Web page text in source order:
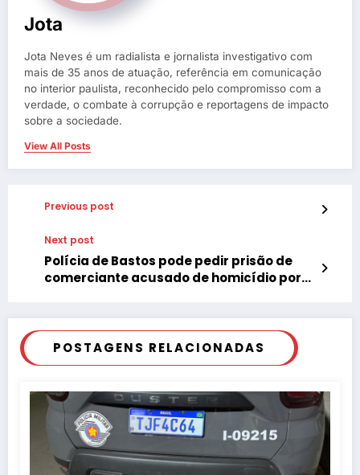
Jota
Jota Neves é um radialista e jornalista investigativo com
mais de 35 anos de atuação, referência em comunicação
no interior paulista, reconhecido pelo compromisso com a
verdade, o combate à corrupção e reportagens de impacto
sobre a sociedade.
View All Posts
Previous post
Next post
Polícia de Bastos pode pedir prisão de
comerciante acusado de homicídio por
POSTAGENS RELACIONADAS